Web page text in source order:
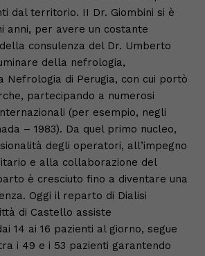
dal territorio. II Dr. Giombini si è
anni, per avere un costante
consulenza del Dr. Umberto
della nefrologia,
Nefrologia di Perugia, con cui portò
partecipando a numerosi
(per esempio, negli
– 1983). Da quel primo nucleo,
degli operatori, all’impegno
e alla collaborazione del
è cresciuto fino a diventare una
Oggi il reparto di Dialisi
di Castello assiste
14 ai 16 pazienti al giorno, segue
i 49 e i 53 pazienti garantendo